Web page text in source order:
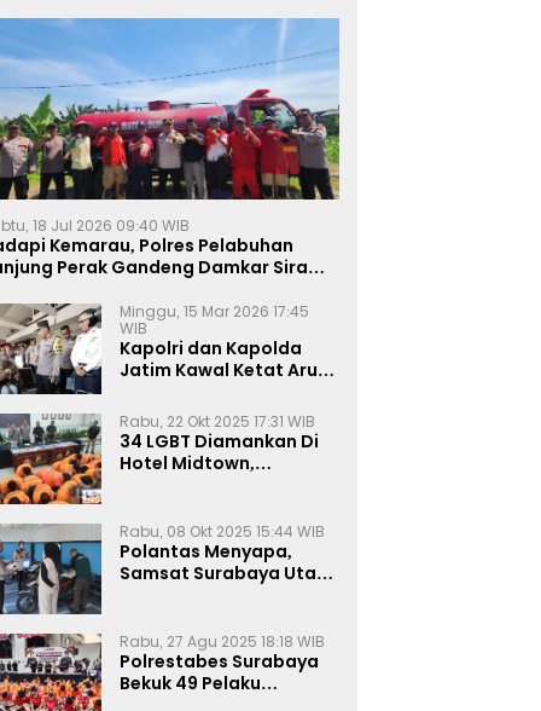
18 Jul 2026 09:40 WIB
Kemarau, Polres Pelabuhan
Perak Gandeng Damkar Siram
Minggu, 15 Mar 2026 17:45
WIB
Kapolri dan Kapolda
Jatim Kawal Ketat Arus
Rabu, 22 Okt 2025 17:31 WIB
34 LGBT Diamankan Di
Hotel Midtown,
Rabu, 08 Okt 2025 15:44 WIB
Polantas Menyapa,
Samsat Surabaya Utara
Rabu, 27 Agu 2025 18:18 WIB
Polrestabes Surabaya
Bekuk 49 Pelaku